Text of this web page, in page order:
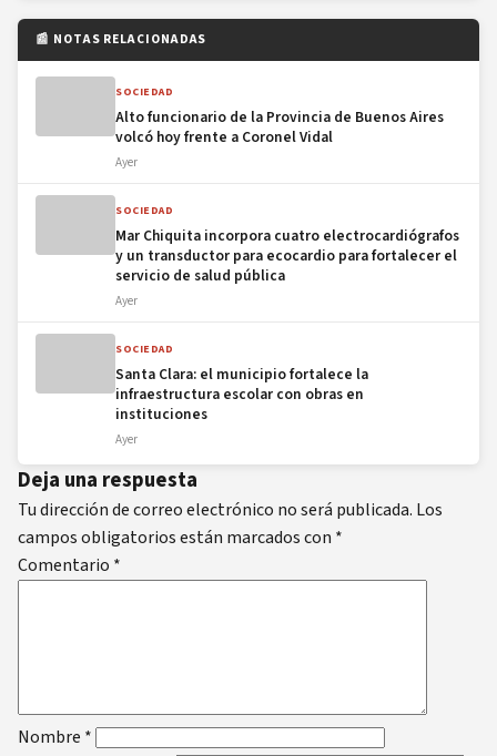
📰 NOTAS RELACIONADAS
SOCIEDAD
Alto funcionario de la Provincia de Buenos Aires
volcó hoy frente a Coronel Vidal
Ayer
SOCIEDAD
Mar Chiquita incorpora cuatro electrocardiógrafos
y un transductor para ecocardio para fortalecer el
servicio de salud pública
Ayer
SOCIEDAD
Santa Clara: el municipio fortalece la
infraestructura escolar con obras en
instituciones
Ayer
Deja una respuesta
Tu dirección de correo electrónico no será publicada. Los
campos obligatorios están marcados con *
Comentario *
Nombre *